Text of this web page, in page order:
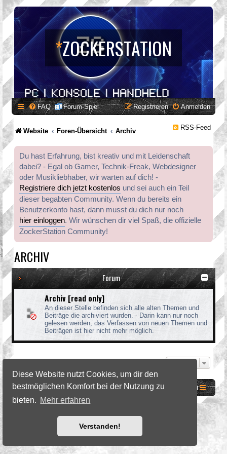
Diese Website nutzt Cookies, um dir den
bestmöglichen Komfort bei der Nutzung zu
bieten. Mehr erfahren
Verstanden!
*ZOCKERSTATION
FAQ Forum-Spiel Anmelden
Registrieren
Website Foren-Übersicht Archiv RSS-Feed
Du hast Erfahrung, bist kreativ und mit Leidenschaft
dabei? - Egal ob Gamer, Technik-Freak, Webdesigner
oder Musikliebhaber, wir warten auf dich! -
Registriere dich jetzt kostenlos und sei auch ein Teil
dieser begabten Community. Wenn du bereits ein
Benutzerkonto hast, dann musst du dich nur noch
hier einloggen. Wir wünschen dir viel Spaß, die offizielle
ZockerStation Community!
ARCHIV
Forum
Archiv [read only]
An dieser Stelle befinden sich alle alten Themen und
Beiträge die archiviert wurden. - Darin kann nur noch
gelesen werden, das Verfassen von neuen Themen und
Beiträgen ist hier nicht mehr möglich.
Website Foren-Übersicht Kontakt
©2026 ZockerStation Foundation